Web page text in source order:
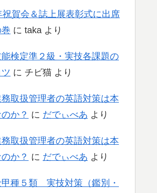
賀会＆誌上展表彰式に出席
に taka より
検定準２級・実技各課題の
に チビ猫 より
取扱管理者の英語対策は本
か？ に だでぃべあ より
取扱管理者の英語対策は本
か？ に だでぃべあ より
種５類 実技対策（鑑別・